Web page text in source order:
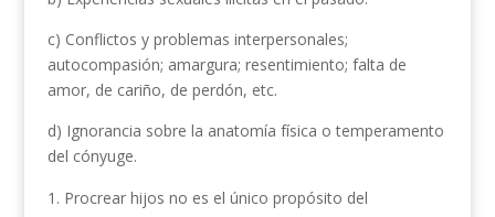
c) Conflictos y problemas interpersonales;
autocompasión; amargura; resentimiento; falta de
amor, de cariño, de perdón, etc.
d) Ignorancia sobre la anatomía física o temperamento
del cónyuge.
Procrear hijos no es el único propósito del